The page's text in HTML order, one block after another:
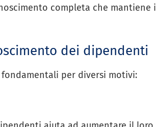
completa che mantiene i
dei dipendenti
per diversi motivi: